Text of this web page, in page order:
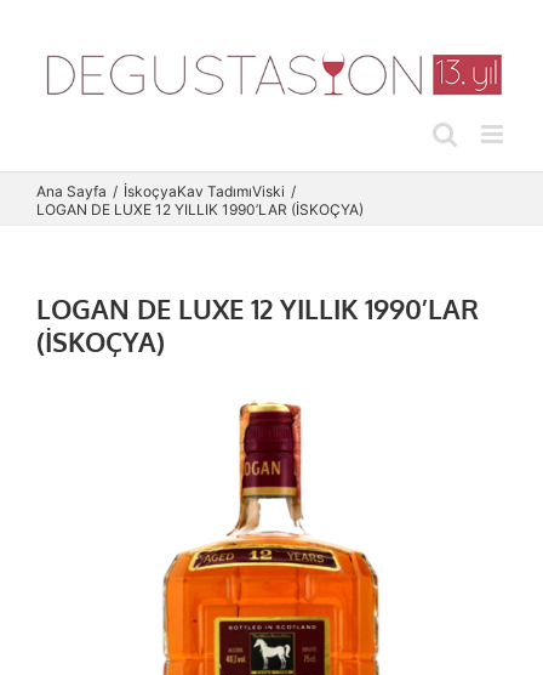
content
Ana Sayfa İskoçyaKav TadımıViski
LOGAN DE LUXE 12 YILLIK 1990’LAR (İSKOÇYA)
LOGAN DE LUXE 12 YILLIK 1990’LAR
(İSKOÇYA)